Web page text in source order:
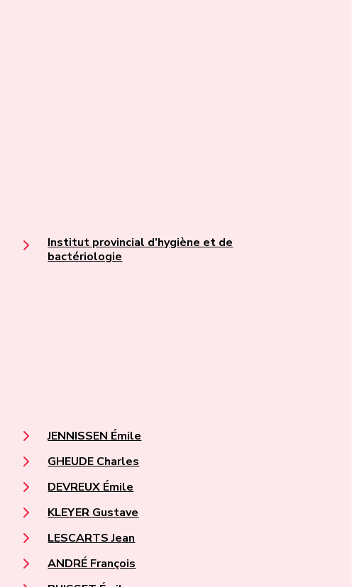
Institut provincial d’hygiène et de
bactériologie
JENNISSEN Émile
GHEUDE Charles
DEVREUX Émile
KLEYER Gustave
LESCARTS Jean
ANDRÉ François